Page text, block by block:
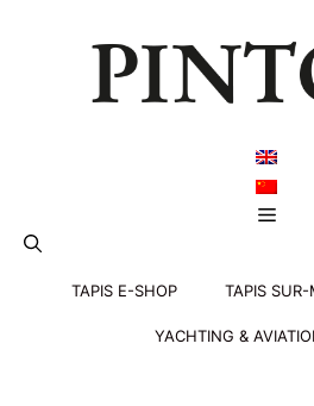
Menu
TAPIS E-SHOP TAPIS SUR-
YACHTING &